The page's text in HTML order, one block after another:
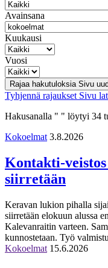
Avainsana
Kuukausi
Vuosi
Rajaa hakutuloksia Sivu
Tyhjennä rajaukset Sivu
Hakusanalla " " löytyi 34
Kokoelmat 3.8.2026
Kontakti-
siirretään
Keravan lukion pihalla
siirretään elokuun alussa
Kalevanraitin varteen.
kunnostetaan. Työ
Kokoelmat 15.6.2026